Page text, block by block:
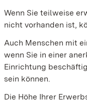
Wenn Sie teilweise
nicht vorhanden ist,
Auch Menschen mit
wenn Sie in einer
Einrichtung
sein können.
Die Höhe Ihrer